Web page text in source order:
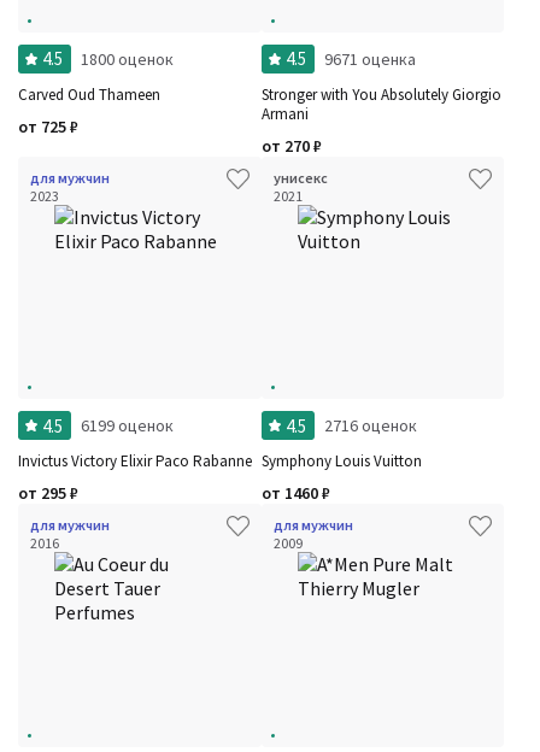
4.5 1800 оценок
Carved Oud Thameen
от 725₽
4.5 9671 оценка
Stronger with You Absolutely Giorgio
Armani
от 270₽
для мужчин
2023
4.5 6199 оценок
Invictus Victory Elixir Paco Rabanne
от 295₽
унисекс
2021
4.5 2716 оценок
Symphony Louis Vuitton
от 1460₽
для мужчин
2016
для мужчин
2009